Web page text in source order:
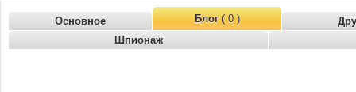
Основное Блог( 0 )
Шпионаж